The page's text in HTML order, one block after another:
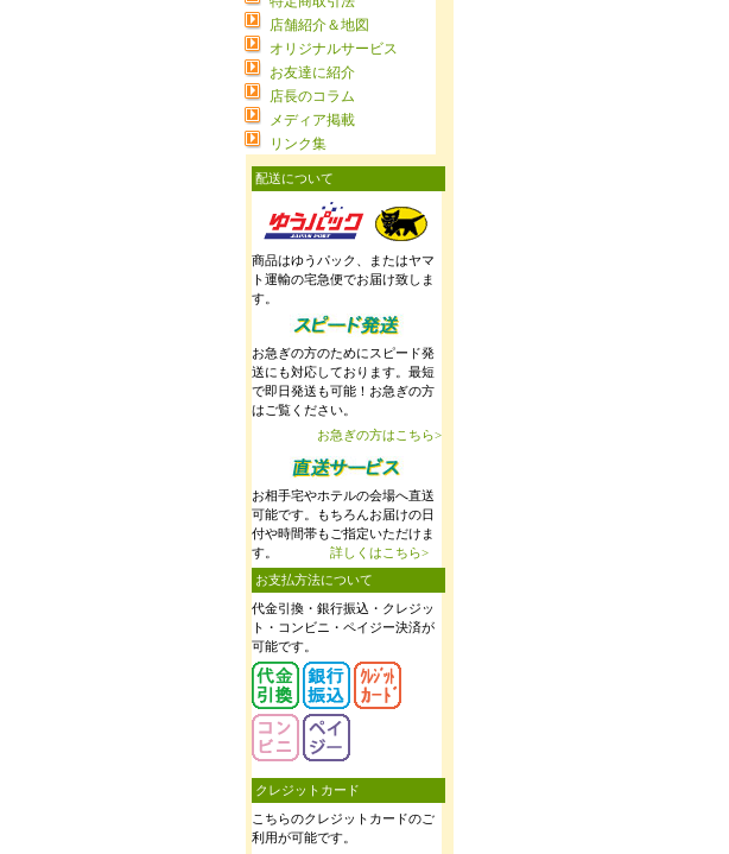
店舗紹介＆地図
オリジナルサービス
お友達に紹介
店長のコラム
メディア掲載
リンク集
配送について
商品はゆうパック、またはヤマ
ト運輸の宅急便でお届け致しま
す。
お急ぎの方のためにスピード発
送にも対応しております。最短
で即日発送も可能！お急ぎの方
はご覧ください。
お急ぎの方はこちら>
お相手宅やホテルの会場へ直送
可能です。もちろんお届けの日
付や時間帯もご指定いただけま
す。 詳しくはこちら>
お支払方法について
代金引換・銀行振込・クレジッ
ト・コンビニ・ペイジー決済が
可能です。
クレジットカード
こちらのクレジットカードのご
利用が可能です。